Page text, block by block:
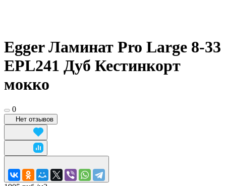
Egger Ламинат Pro Large 8-33
EPL241 Дуб Кестинкорт
мокко
0
Нет отзывов